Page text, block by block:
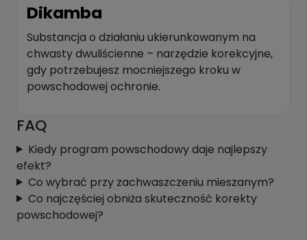
Dikamba
Substancja o działaniu ukierunkowanym na
chwasty dwuliścienne – narzędzie korekcyjne,
gdy potrzebujesz mocniejszego kroku w
powschodowej ochronie.
FAQ
Kiedy program powschodowy daje najlepszy
efekt?
Co wybrać przy zachwaszczeniu mieszanym?
Co najczęściej obniża skuteczność korekty
powschodowej?